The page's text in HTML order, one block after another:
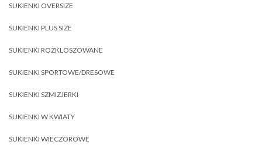
SUKIENKI OVERSIZE
SUKIENKI PLUS SIZE
SUKIENKI ROZKLOSZOWANE
SUKIENKI SPORTOWE/DRESOWE
SUKIENKI SZMIZJERKI
SUKIENKI W KWIATY
SUKIENKI WIECZOROWE